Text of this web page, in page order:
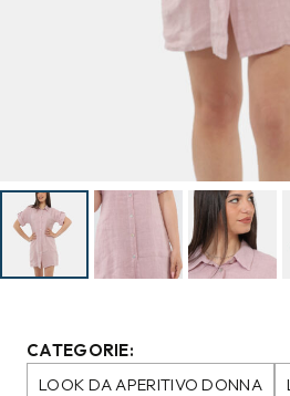
CATEGORIE:
LOOK DA APERITIVO DONNA